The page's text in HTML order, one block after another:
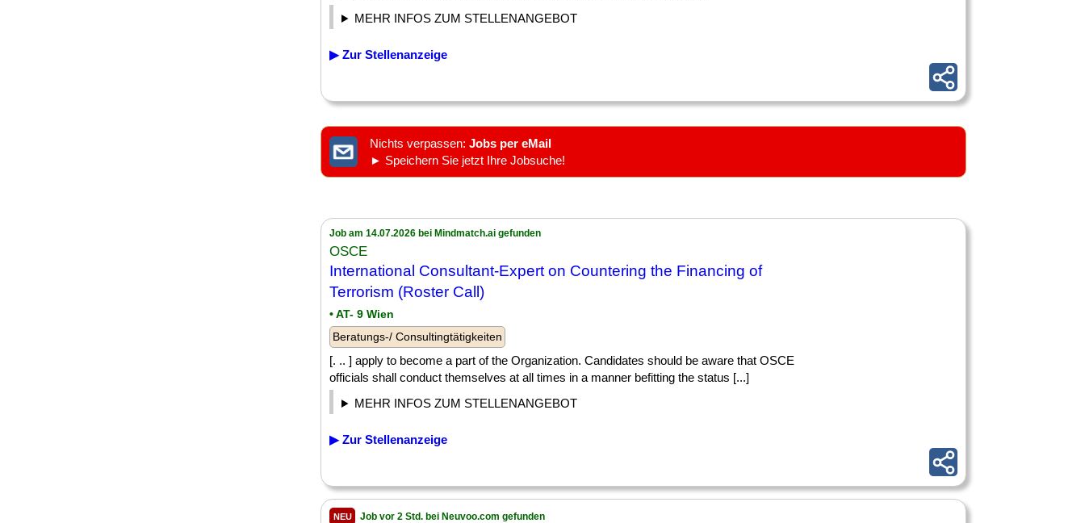
MEHR INFOS ZUM STELLENANGEBOT
▶ Zur Stellenanzeige
Nichts verpassen: Jobs per eMail
► Speichern Sie jetzt Ihre Jobsuche!
Job am 14.07.2026 bei Mindmatch.ai gefunden
OSCE
International Consultant-Expert on Countering the Financing of
Terrorism (Roster Call)
• AT- 9 Wien
Beratungs-/ Consultingtätigkeiten
[. .. ] apply to become a part of the Organization. Candidates should be aware that OSCE
officials shall conduct themselves at all times in a manner befitting the status [...]
MEHR INFOS ZUM STELLENANGEBOT
▶ Zur Stellenanzeige
NEU Job vor 2 Std. bei Neuvoo.com gefunden